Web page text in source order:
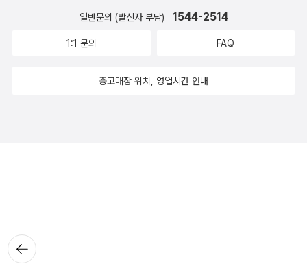
뒤로가
기
일반문의 (발신자 부담) 1544-2514
1:1 문의 FAQ
중고매장 위치, 영업시간 안내